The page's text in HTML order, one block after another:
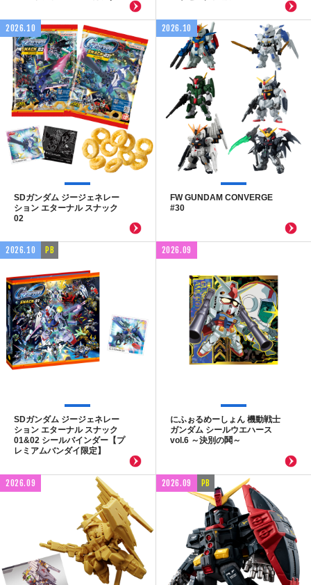
2026.10
SDガンダム ジージェネレー
ション エターナル スナック
02
2026.10
FW GUNDAM CONVERGE
#30
2026.10 PB
SDガンダム ジージェネレー
ション エターナル スナック
01&02 シールバインダー【プ
レミアムバンダイ限定】
2026.09
にふぉるめーしょん 機動戦士
ガンダム シールウエハース
vol.6 ～決別の鬨～
2026.09 2026.09 PB